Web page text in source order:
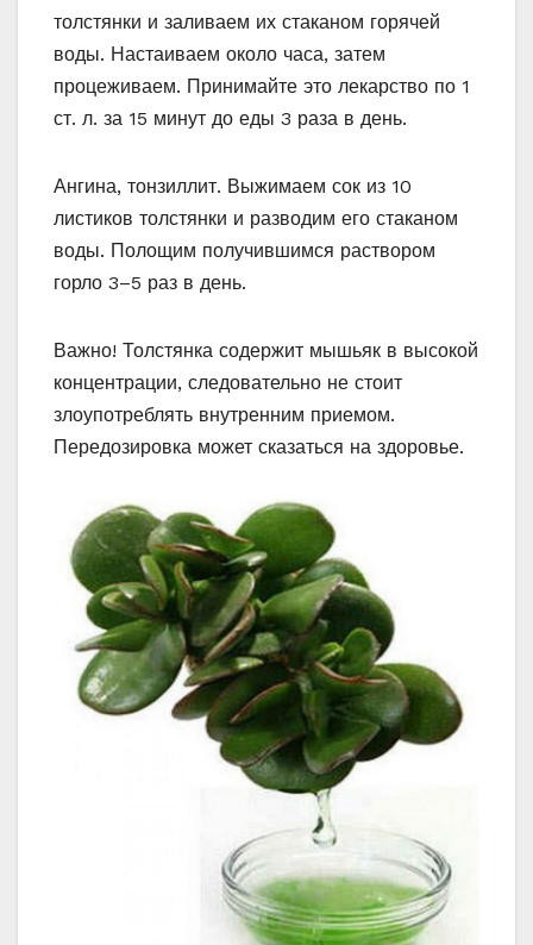
толстянки и заливаем их стаканом горячей
воды. Настаиваем около часа, затем
процеживаем. Принимайте это лекарство по 1
ст. л. за 15 минут до еды 3 раза в день.
Ангина, тонзиллит. Выжимаем сок из 10
листиков толстянки и разводим его стаканом
воды. Полощим получившимся раствором
горло 3–5 раз в день.
Важно! Толстянка содержит мышьяк в высокой
концентрации, следовательно не стоит
злоупотреблять внутренним приемом.
Передозировка может сказаться на здоровье.